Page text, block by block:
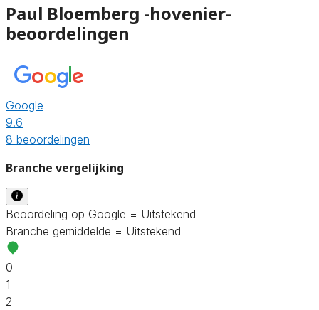
Paul Bloemberg -hovenier-
beoordelingen
Google
9.6
8 beoordelingen
Branche vergelijking
Beoordeling op Google = Uitstekend
Branche gemiddelde = Uitstekend
0
1
2